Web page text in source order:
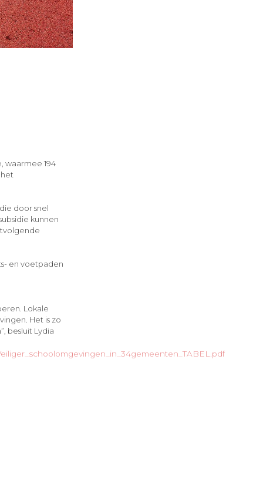
waarmee 194
door snel
kunnen
en voetpaden
Lokale
Het is zo
besluit Lydia